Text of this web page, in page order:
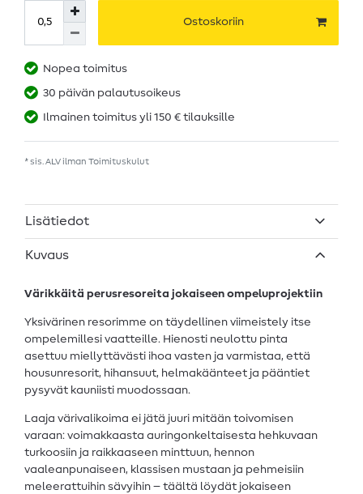
Ostoskoriin
Nopea toimitus
30 päivän palautusoikeus
Ilmainen toimitus yli 150 € tilauksille
* sis. ALV ilman Toimituskulut
Lisätiedot
Kuvaus
Värikkäitä perusresoreita jokaiseen ompeluprojektiin
Yksivärinen resorimme on täydellinen viimeistely itse
ompelemillesi vaatteille. Hienosti neulottu pinta
asettuu miellyttävästi ihoa vasten ja varmistaa, että
housunresorit, hihansuut, helmakäänteet ja pääntiet
pysyvät kauniisti muodossaan.
Laaja värivalikoima ei jätä juuri mitään toivomisen
varaan: voimakkaasta auringonkeltaisesta hehkuvaan
turkoosiin ja raikkaaseen minttuun, hennon
vaaleanpunaiseen, klassisen mustaan ja pehmeisiin
meleerattuihin sävyihin – täältä löydät jokaiseen